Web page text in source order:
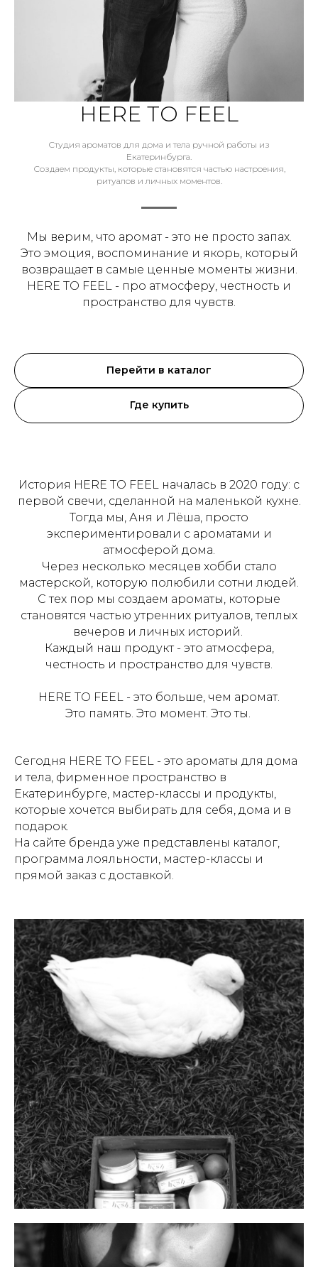
HERE TO FEEL
Студия ароматов для дома и тела ручной работы из
Екатеринбурга.
Создаем продукты, которые становятся частью настроения,
ритуалов и личных моментов.
Мы верим, что аромат - это не просто запах.
Это эмоция, воспоминание и якорь, который
возвращает в самые ценные моменты жизни.
HERE TO FEEL - про атмосферу, честность и
пространство для чувств.
Перейти в каталог
Где купить
История HERE TO FEEL началась в 2020 году: с
первой свечи, сделанной на маленькой кухне.
Тогда мы, Аня и Лёша, просто
экспериментировали с ароматами и
атмосферой дома.
Через несколько месяцев хобби стало
мастерской, которую полюбили сотни людей.
С тех пор мы создаем ароматы, которые
становятся частью утренних ритуалов, теплых
вечеров и личных историй.
Каждый наш продукт - это атмосфера,
честность и пространство для чувств.
HERE TO FEEL - это больше, чем аромат.
Это память. Это момент. Это ты.
Сегодня HERE TO FEEL - это ароматы для дома
и тела, фирменное пространство в
Екатеринбурге, мастер-классы и продукты,
которые хочется выбирать для себя, дома и в
подарок.
На сайте бренда уже представлены каталог,
программа лояльности, мастер-классы и
прямой заказ с доставкой.